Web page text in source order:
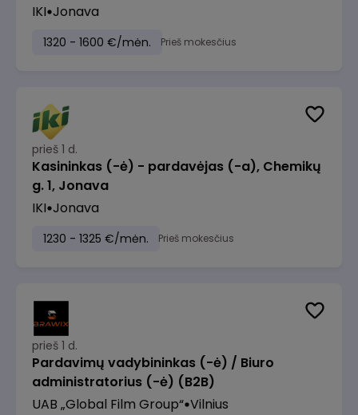
IKI Jonava
1320 - 1600 €/mėn. Prieš mokesčius
prieš 1 d.
Kasininkas (-ė) - pardavėjas (-a), Chemikų
g. 1, Jonava
IKI Jonava
1230 - 1325 €/mėn. Prieš mokesčius
prieš 1 d.
Pardavimų vadybininkas (-ė) / Biuro
administratorius (-ė) (B2B)
UAB „Global Film Group“ Vilnius